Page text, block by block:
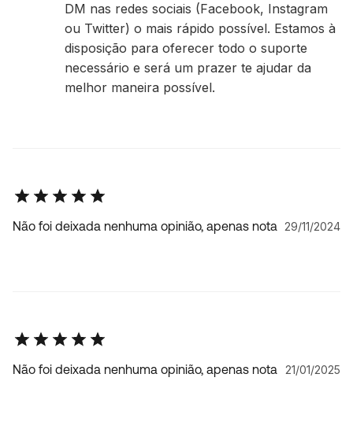
DM nas redes sociais (Facebook, Instagram
ou Twitter) o mais rápido possível. Estamos à
disposição para oferecer todo o suporte
necessário e será um prazer te ajudar da
melhor maneira possível.
Não foi deixada nenhuma opinião, apenas nota 29/11/2024
Não foi deixada nenhuma opinião, apenas nota 21/01/2025